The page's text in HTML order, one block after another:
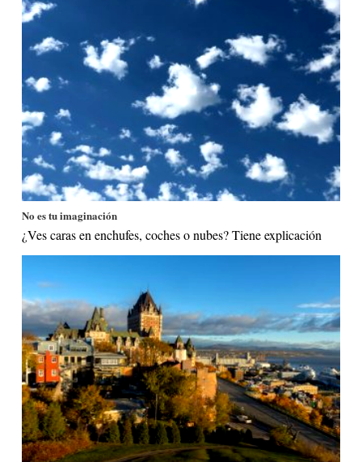
No es tu imaginación
¿Ves caras en enchufes, coches o nubes? Tiene explicación